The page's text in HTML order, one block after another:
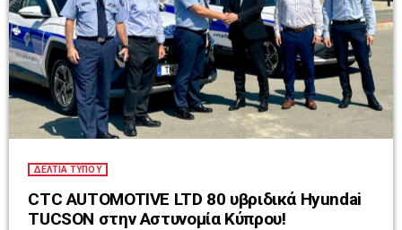
ΔΕΛΤΙΑ ΤΥΠΟΥ
CTC AUTOMOTIVE LTD 80 υβριδικά Hyundai
TUCSON στην Αστυνομία Κύπρου!